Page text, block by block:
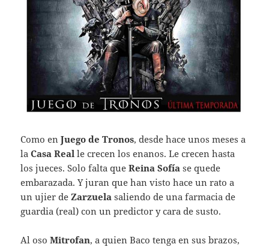
Como enJuego de Tronos, desde hace unos meses a
laCasa Real le crecen los enanos. Le crecen hasta
los jueces. Solo falta queReina Sofía se quede
embarazada. Y juran que han visto hace un rato a
un ujier de Zarzuela saliendo de una farmacia de
guardia (real) con un predictor y cara de susto.
Al osoMitrofan, a quien Baco tenga en sus brazos,